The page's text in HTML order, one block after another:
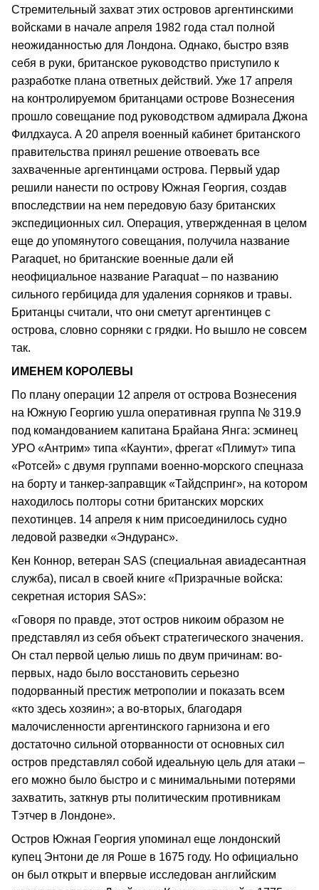
Стремительный захват этих островов аргентинскими
войсками в начале апреля 1982 года стал полной
неожиданностью для Лондона. Однако, быстро взяв
себя в руки, британское руководство приступило к
разработке плана ответных действий. Уже 17 апреля
на контролируемом британцами острове Вознесения
прошло совещание под руководством адмирала Джона
Филдхауса. А 20 апреля военный кабинет британского
правительства принял решение отвоевать все
захваченные аргентинцами острова. Первый удар
решили нанести по острову Южная Георгия, создав
впоследствии на нем передовую базу британских
экспедиционных сил. Операция, утвержденная в целом
еще до упомянутого совещания, получила название
Paraquet, но британские военные дали ей
неофициальное название Paraquat – по названию
сильного гербицида для удаления сорняков и травы.
Британцы считали, что они сметут аргентинцев с
острова, словно сорняки с грядки. Но вышло не совсем
так.
ИМЕНЕМ КОРОЛЕВЫ
По плану операции 12 апреля от острова Вознесения
на Южную Георгию ушла оперативная группа № 319.9
под командованием капитана Брайана Янга: эсминец
УРО «Антрим» типа «Каунти», фрегат «Плимут» типа
«Ротсей» с двумя группами военно-морского спецназа
на борту и танкер-заправщик «Тайдспринг», на котором
находилось полторы сотни британских морских
пехотинцев. 14 апреля к ним присоединилось судно
ледовой разведки «Эндуранс».
Кен Коннор, ветеран SAS (специальная авиадесантная
служба), писал в своей книге «Призрачные войска:
секретная история SAS»:
«Говоря по правде, этот остров никоим образом не
представлял из себя объект стратегического значения.
Он стал первой целью лишь по двум причинам: во-
первых, надо было восстановить серьезно
подорванный престиж метрополии и показать всем
«кто здесь хозяин»; а во-вторых, благодаря
малочисленности аргентинского гарнизона и его
достаточно сильной оторванности от основных сил
остров представлял собой идеальную цель для атаки –
его можно было быстро и с минимальными потерями
захватить, заткнув рты политическим противникам
Тэтчер в Лондоне».
Остров Южная Георгия упоминал еще лондонский
купец Энтони де ля Роше в 1675 году. Но официально
он был открыт и впервые исследован английским